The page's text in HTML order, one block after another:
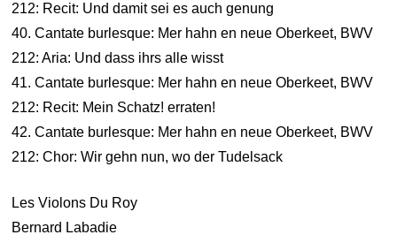
212: Recit: Und damit sei es auch genung
40. Cantate burlesque: Mer hahn en neue Oberkeet, BWV
212: Aria: Und dass ihrs alle wisst
41. Cantate burlesque: Mer hahn en neue Oberkeet, BWV
212: Recit: Mein Schatz! erraten!
42. Cantate burlesque: Mer hahn en neue Oberkeet, BWV
212: Chor: Wir gehn nun, wo der Tudelsack
Les Violons Du Roy
Bernard Labadie